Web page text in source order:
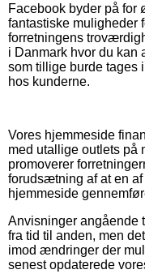
Facebook byder på for
fantastiske muligheder
forretningens
i Danmark hvor du kan
som tillige burde tages
hos kunderne.
Vores hjemmeside
med utallige outlets på
promoverer
forudsætning af at en
hjemmeside
Anvisninger angående
fra tid til anden, men
imod ændringer der
senest opdaterede